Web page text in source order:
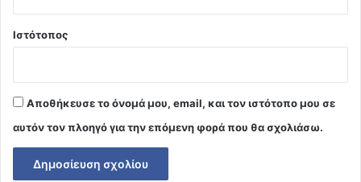
Ιστότοπος
Αποθήκευσε το όνομά μου, email, και τον ιστότοπο μου σε
αυτόν τον πλοηγό για την επόμενη φορά που θα σχολιάσω.